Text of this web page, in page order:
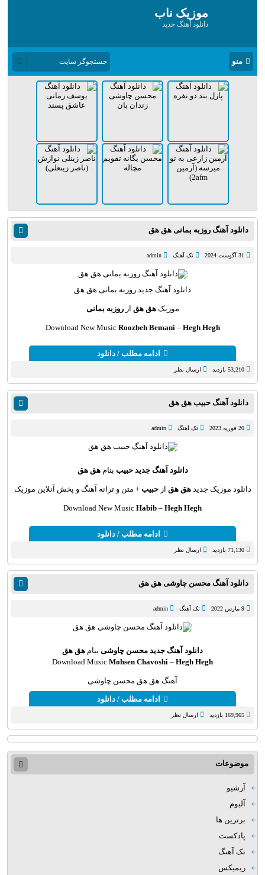
موزیک ناب
دانلود آهنگ جدید
منو
دانلود آهنگ روزبه بمانی هق هق
31 آگوست 2024 تک آهنگ admin
دانلود آهنگ جدید روزبه بمانی هق هق
موزیک هق هق ازروزبه بمانی
Download New Music Roozbeh Bemani –Hegh Hegh
ادامه مطلب / دانلود
53,210 بازدید ارسال نظر
دانلود آهنگ حبیب هق هق
20 فوریه 2023 تک آهنگ admin
دانلود آهنگ جدید حبیب بنامهق هق
دانلود موزیک جدید هق هق ازحبیب + متن و ترانه آهنگ و پخش آنلاین موزیک
Download New Music Habib – Hegh Hegh
ادامه مطلب / دانلود
71,130 بازدید ارسال نظر
دانلود آهنگ محسن چاوشی هق هق
9 مارس 2022 تک آهنگ admin
دانلود آهنگ جدید محسن چاوشی بنام هق هق
Download Music Mohsen Chavoshi – Hegh Hegh
آهنگ هق هق محسن چاوشی
ادامه مطلب / دانلود
169,965 بازدید ارسال نظر
موضوعات
آرشیو
آلبوم
برترین ها
پادکست
تک آهنگ
ریمیکس